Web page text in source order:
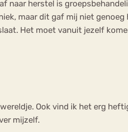
naar herstel is
maar dit gaf mij niet
Het moet vanuit jezelf
Ook vind ik het erg
mijzelf.